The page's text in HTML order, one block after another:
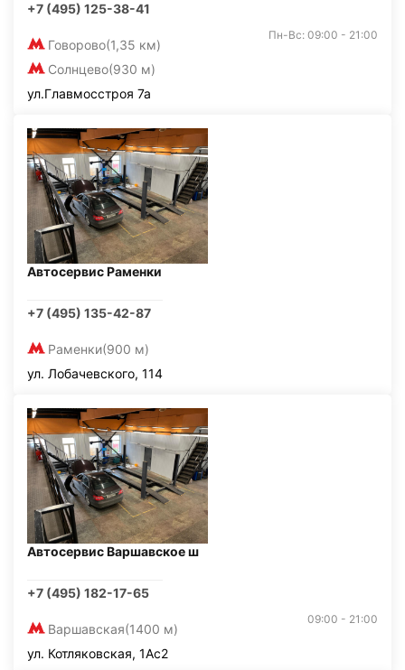
+7 (495) 125-38-41
Говорово(1,35 км)
Солнцево(930 м)
Пн-Вс: 09:00 - 21:00
ул.Главмосстроя 7а
Автосервис Раменки
+7 (495) 135-42-87
Раменки(900 м)
ул. Лобачевского, 114
Автосервис Варшавское ш
+7 (495) 182-17-65
Варшавская(1400 м)
09:00 - 21:00
ул. Котляковская, 1Ас2